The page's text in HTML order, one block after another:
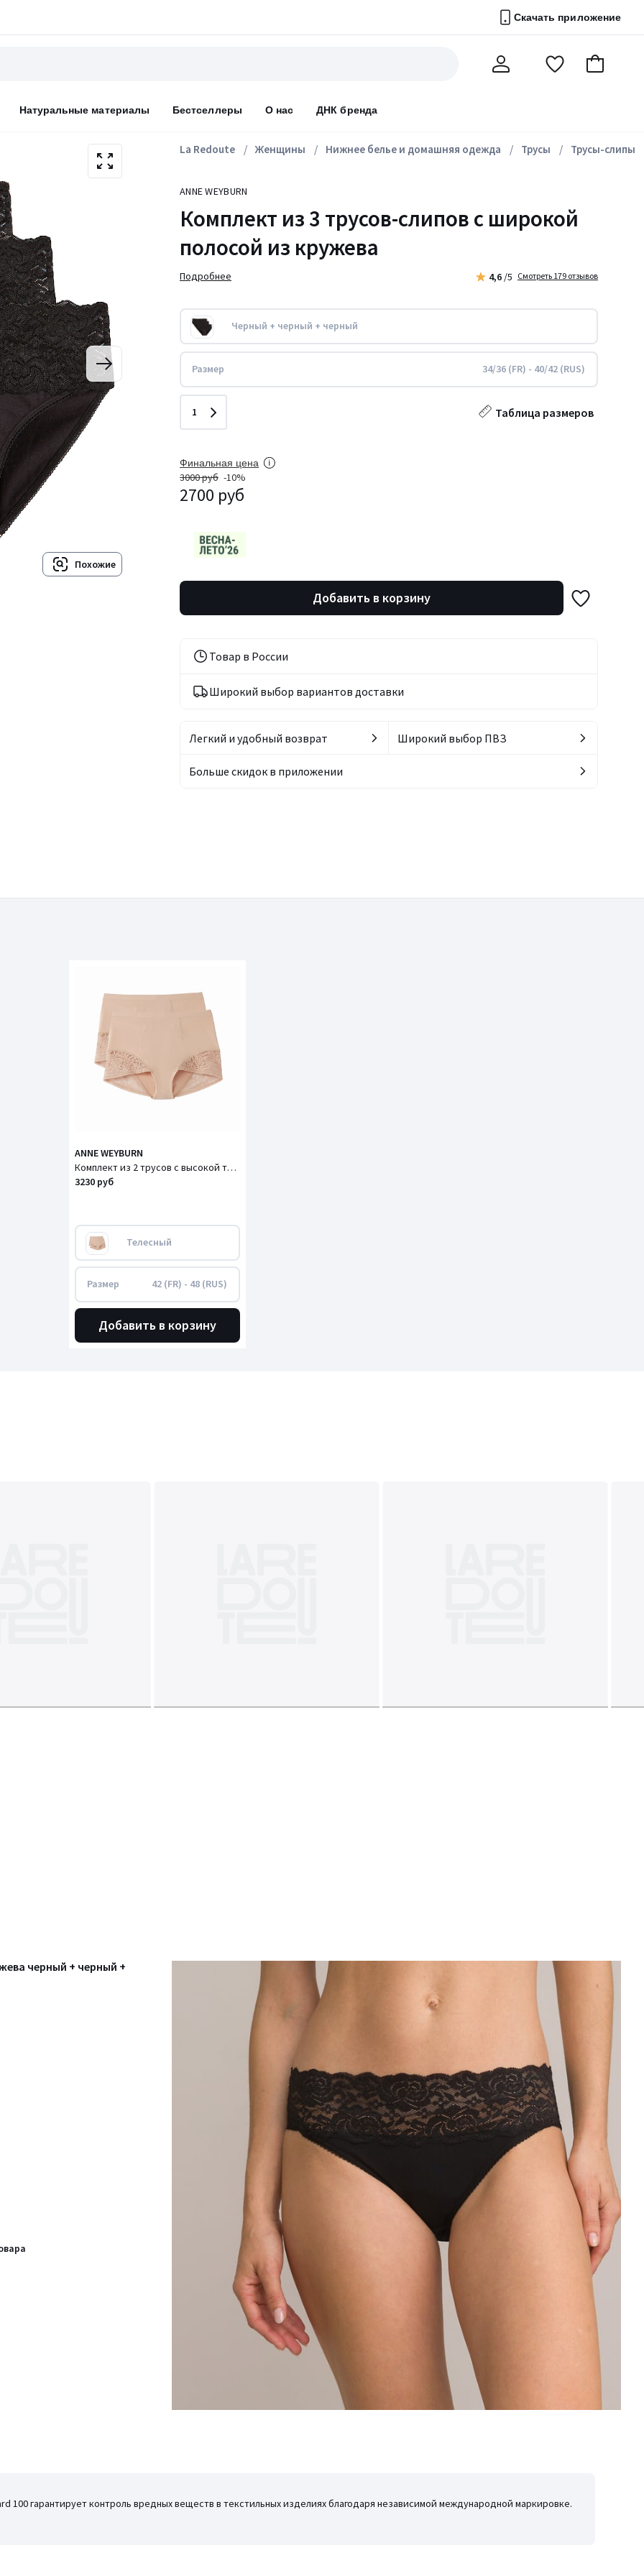
Скачать приложение
Натуральные материалы Бестселлеры О нас ДНК бренда
ПерейтиВ
Похожие
La Redoute Женщины Нижнее белье и домашняя одежда Трусы Трусы-слипы
ANNE WEYBURN
Комплект из 3 трусов-слипов с широкой
полосой из кружева
Подробнее 4,6 /5 Смотреть 179 отзывов
Черный + черный + черный
Размер 34/36 (FR) - 40/42 (RUS)
Таблица размеров
Количество
1
Финальная цена
3000 руб -10%
2700 руб
Добавить в корзину
Товар в России
Широкий выбор вариантов доставки
Легкий и удобный возврат Широкий выбор ПВЗ
Больше скидок в приложении
ANNE WEYBURN
Комплект из 2 трусов с высокой талией из хлопка и кружева
3230 руб
Телесный
Размер 42 (FR) - 48 (RUS)
Добавить в корзину
черный + черный +
100 гарантирует контроль вредных веществ в текстильных изделиях благодаря независимой международной маркировке.